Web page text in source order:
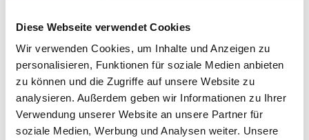
Diese Webseite verwendet Cookies
Wir verwenden Cookies, um Inhalte und Anzeigen zu
personalisieren, Funktionen für soziale Medien anbieten
zu können und die Zugriffe auf unsere Website zu
analysieren. Außerdem geben wir Informationen zu Ihrer
Verwendung unserer Website an unsere Partner für
soziale Medien, Werbung und Analysen weiter. Unsere
leere Raum, der gefüllt werden sollte, wieder
spürbar wird. Für…